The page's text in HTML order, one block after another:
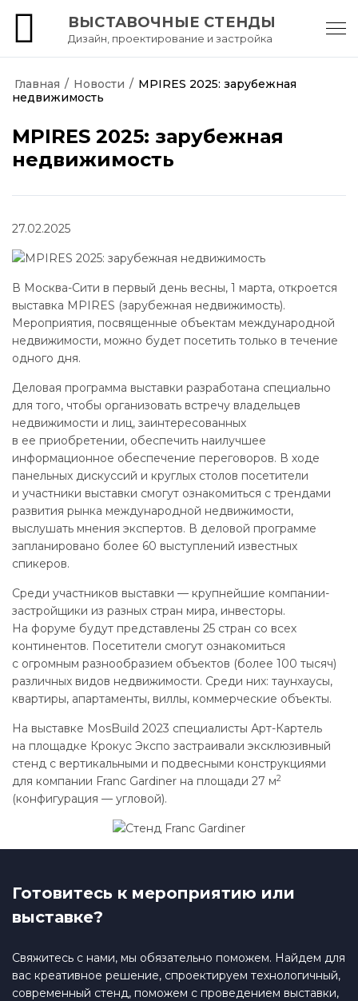
АртКартель
ВЫСТАВОЧНЫЕ СТЕНДЫ
Дизайн, проектирование и застройка
Главная / Новости / MPIRES 2025: зарубежная
недвижимость
MPIRES 2025: зарубежная
недвижимость
27.02.2025
В Москва-Сити в первый день весны, 1 марта, откроется
выставка MPIRES (зарубежная недвижимость).
Мероприятия, посвященные объектам международной
недвижимости, можно будет посетить только в течение
одного дня.
Деловая программа выставки разработана специально
для того, чтобы организовать встречу владельцев
недвижимости и лиц, заинтересованных
в ее приобретении, обеспечить наилучшее
информационное обеспечение переговоров. В ходе
панельных дискуссий и круглых столов посетители
и участники выставки смогут ознакомиться с трендами
развития рынка международной недвижимости,
выслушать мнения экспертов. В деловой программе
запланировано более 60 выступлений известных
спикеров.
Среди участников выставки — крупнейшие компании-
застройщики из разных стран мира, инвесторы.
На форуме будут представлены 25 стран со всех
континентов. Посетители смогут ознакомиться
с огромным разнообразием объектов (более 100 тысяч)
различных видов недвижимости. Среди них: таунхаусы,
квартиры, апартаменты, виллы, коммерческие объекты.
На выставке MosBuild 2023 специалисты Арт-Картель
на площадке Крокус Экспо застраивали эксклюзивный
стенд с вертикальными и подвесными конструкциями
для компании Franc Gardiner на площади 27 м2
(конфигурация — угловой).
Готовитесь к мероприятию или
выставке?
Свяжитесь с нами, мы обязательно поможем. Найдем для
вас креативное решение, спроектируем технологичный,
современный стенд, поможем с проведением выставки,